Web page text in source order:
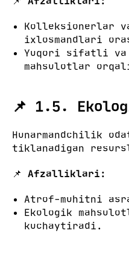
Kolleksionerlar
ixlosmandlari
Yuqori sifatli va
mahsulotlar
📌 1.5.
Hunarmandchilik
tiklanadigan
📌 Afzalliklari:
Atrof-muhitni
Ekologik
kuchaytiradi.